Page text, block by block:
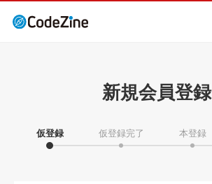
新規会員登録
仮登録 仮登録完了 本登録